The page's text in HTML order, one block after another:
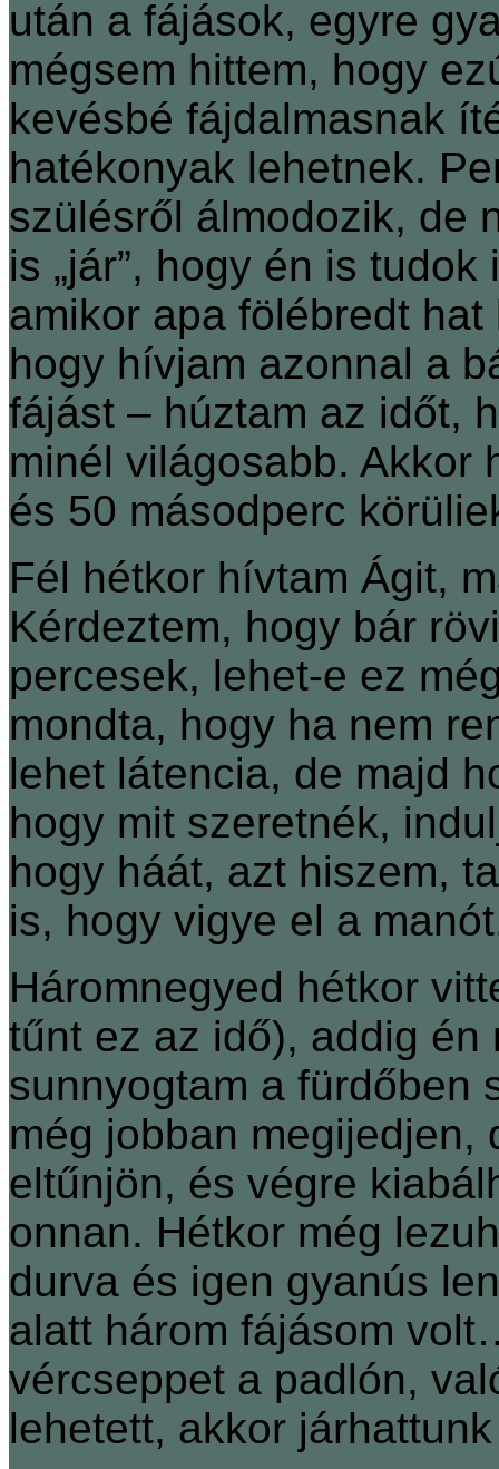
után a fájások, egyre
mégsem hittem, hogy
kevésbé fájdalmasnak
hatékonyak lehetnek.
szülésről álmodozik, de
is „jár”, hogy én is
amikor apa fölébredt
hogy hívjam azonnal a
fájást ‒ húztam az időt,
minél világosabb. Akkor
és 50 másodperc
Fél hétkor hívtam Ágit,
Kérdeztem, hogy bár
percesek, lehet-e ez
mondta, hogy ha nem
lehet látencia, de majd
hogy mit szeretnék,
hogy háát, azt hiszem,
is, hogy vigye el a
Háromnegyed hétkor
tűnt ez az idő), addig
sunnyogtam a fürdőben
még jobban megijedjen,
eltűnjön, és végre
onnan. Hétkor még
durva és igen gyanús
alatt három fájásom
vércseppet a padlón,
lehetett, akkor